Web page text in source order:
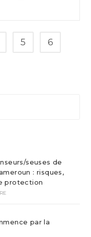
5
6
seuses de
: risques,
protection
par la